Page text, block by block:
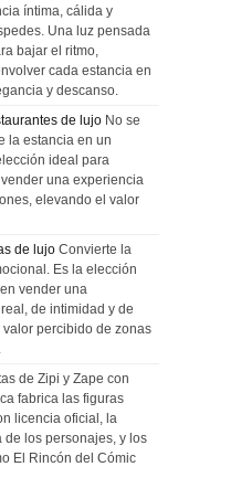
íntima, cálida y
Una luz pensada
bajar el ritmo,
cada estancia en
y descanso.
de lujo No se
la estancia en un
ideal para
una experiencia
elevando el valor
de lujo Convierte la
Es la elección
vender una
de intimidad y de
percibido de zonas
de Zipi y Zape con
fabrica las figuras
licencia oficial, la
los personajes, y los
El Rincón del Cómic